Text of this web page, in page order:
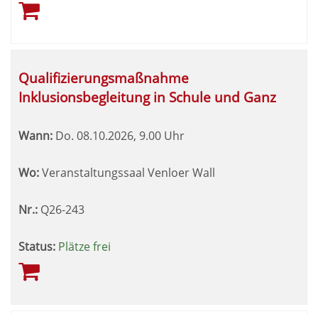
Qualifizierungsmaßnahme
Inklusionsbegleitung in Schule und Ganz
Wann: Do. 08.10.2026, 9.00 Uhr
Wo:Veranstaltungssaal Venloer Wall
Nr.: Q26-243
Status: Plätze frei